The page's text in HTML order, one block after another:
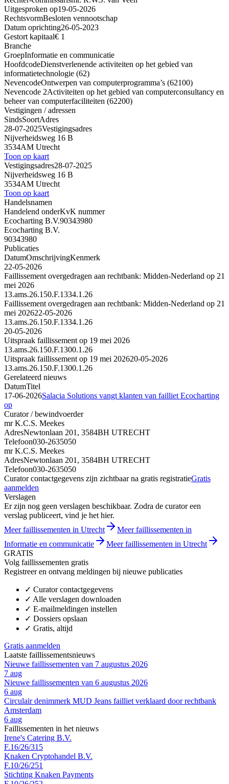
Uitgesproken op19-05-2026
RechtsvormBesloten vennootschap
Datum oprichting26-05-2023
Gestort kapitaal€ 1
Branche
GroepInformatie en communicatie
HoofdcodeDienstverlenende activiteiten op het gebied van
informatietechnologie (62)
NevencodeOntwerpen van computerprogramma’s (62100)
Nevencode 2Activiteiten op het gebied van computerconsultancy en
beheer van computerfaciliteiten (62200)
Vestigingen / adressen
SindsSoortAdres
28-07-2025Vestigingsadres
Nijverheidsweg 16 B
3534AM Utrecht
Toon op kaart
Vestigingsadres28-07-2025
Nijverheidsweg 16 B
3534AM Utrecht
Toon op kaart
Handelsnamen
Handelend onderKvK nummer
Ecocharting B.V.90343980
Ecocharting B.V.
90343980
Publicaties
DatumOmschrijvingKenmerk
22-05-2026
Faillissement overgedragen aan rechtbank: Midden-Nederland op 21
mei 2026
13.ams.26.150.F.1334.1.26
Faillissement overgedragen aan rechtbank: Midden-Nederland op 21
mei 202622-05-2026
13.ams.26.150.F.1334.1.26
20-05-2026
Uitspraak faillissement op 19 mei 2026
13.ams.26.150.F.1300.1.26
Uitspraak faillissement op 19 mei 202620-05-2026
13.ams.26.150.F.1300.1.26
Gerelateerd nieuws
DatumTitel
17-06-2026Salacia Solutions vangt klanten van failliet Ecocharting
op
Curator / bewindvoerder
mr K.C.S. Meekes
AdresNewtonlaan 201, 3584BH UTRECHT
Telefoon030-2635050
mr K.C.S. Meekes
AdresNewtonlaan 201, 3584BH UTRECHT
Telefoon030-2635050
Curator contactgegevens zijn zichtbaar na gratis registratieGratis
aanmelden
Verslagen
Er zijn nog geen verslagen beschikbaar. Zodra de curator een
verslag publiceert, vind je het hier.
Meer faillissementen in Utrecht
Meer faillissementen in
Informatie en communicatie
Meer faillissementen in Utrecht
GRATIS
Volg faillissementen gratis
Registreer en ontvang meldingen bij nieuwe publicaties
✓ Curator contactgegevens
✓ Alle verslagen downloaden
✓ E-mailmeldingen instellen
✓ Dossiers opslaan
✓ Gratis, altijd
Gratis aanmelden
Laatste faillissementsnieuws
Nieuwe faillissementen van 7 augustus 2026
7 aug
Nieuwe faillissementen van 6 augustus 2026
6 aug
Circulair denimmerk MUD Jeans failliet verklaard door rechtbank
Amsterdam
6 aug
Faillissementen in het nieuws
Irene's Catering B.V.
F.16/26/315
Knaken Cryptohandel B.V.
F.10/26/251
Stichting Knaken Payments